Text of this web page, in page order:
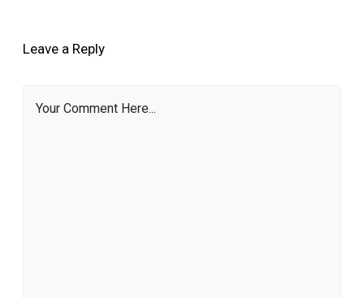
Leave a Reply
Your Comment Here...